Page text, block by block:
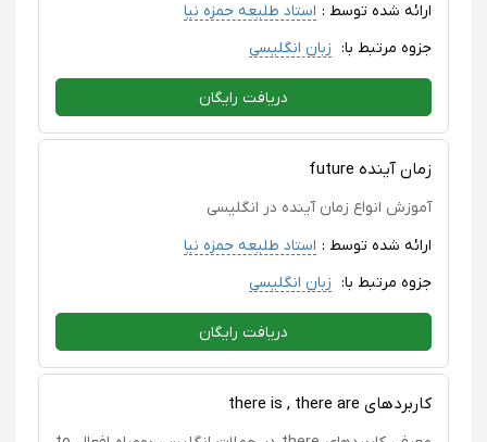
ارائه شده توسط : استاد طلیعه حمزه نیا
جزوه مرتبط با: زبان انگلیسی
دریافت رایگان
زمان آینده future
آموزش انواع زمان آینده در انگلیسی
ارائه شده توسط : استاد طلیعه حمزه نیا
جزوه مرتبط با: زبان انگلیسی
دریافت رایگان
کاربردهای there is , there are